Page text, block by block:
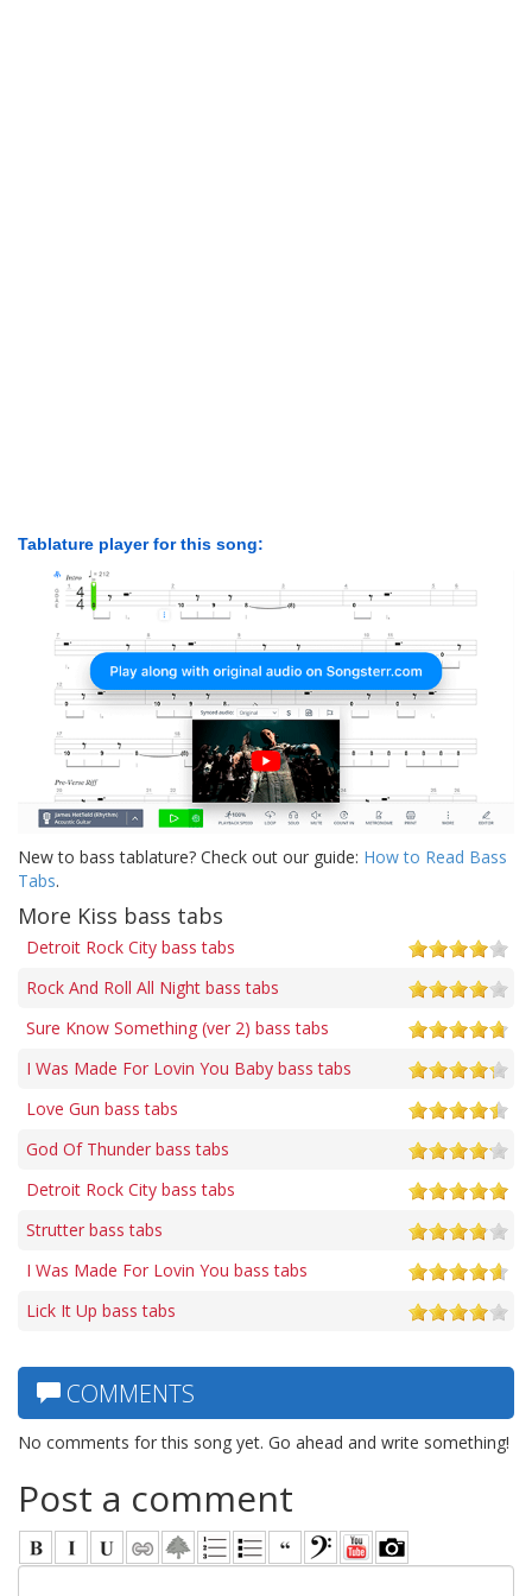
Tablature player for this song:
New to bass tablature? Check out our guide: How to Read Bass
Tabs.
More Kiss bass tabs
Detroit Rock City bass tabs
Rock And Roll All Night bass tabs
Sure Know Something (ver 2) bass tabs
I Was Made For Lovin You Baby bass tabs
Love Gun bass tabs
God Of Thunder bass tabs
Detroit Rock City bass tabs
Strutter bass tabs
I Was Made For Lovin You bass tabs
Lick It Up bass tabs
COMMENTS
No comments for this song yet. Go ahead and write something!
Post a comment